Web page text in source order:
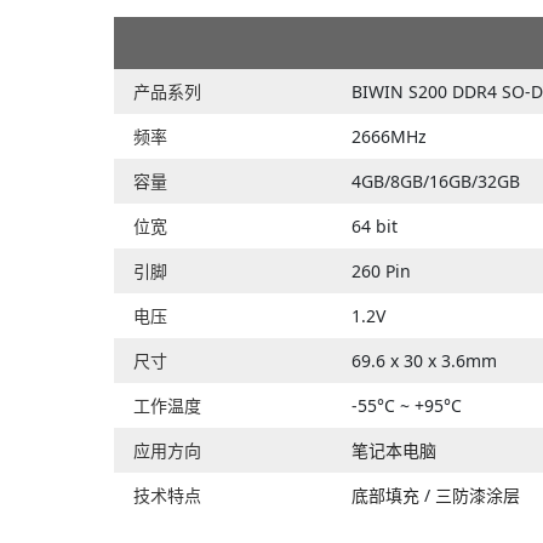
产品系列
BIWIN S200 DDR4 SO-
频率
2666MHz
容量
4GB/8GB/16GB/32GB
位宽
64 bit
引脚
260 Pin
电压
1.2V
尺寸
69.6 x 30 x 3.6mm
工作温度
-55°C ~ +95°C
应用方向
笔记本电脑
技术特点
底部填充 / 三防漆涂层